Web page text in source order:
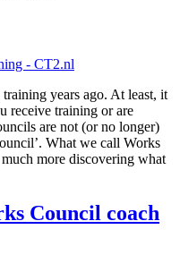
years ago. At least, it
receive training or are
are not (or no longer)
What we call Works
more discovering what
Council coach